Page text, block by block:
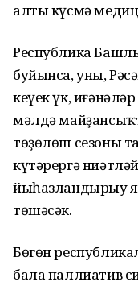
алты күсмә
Республика
буйынса, уны,
кеүек үк,
мәлдә
төҙөлөш сезоны
күтәрергә
йыһазландырыу
төшәсәк.
Бөгөн
бала паллиатив